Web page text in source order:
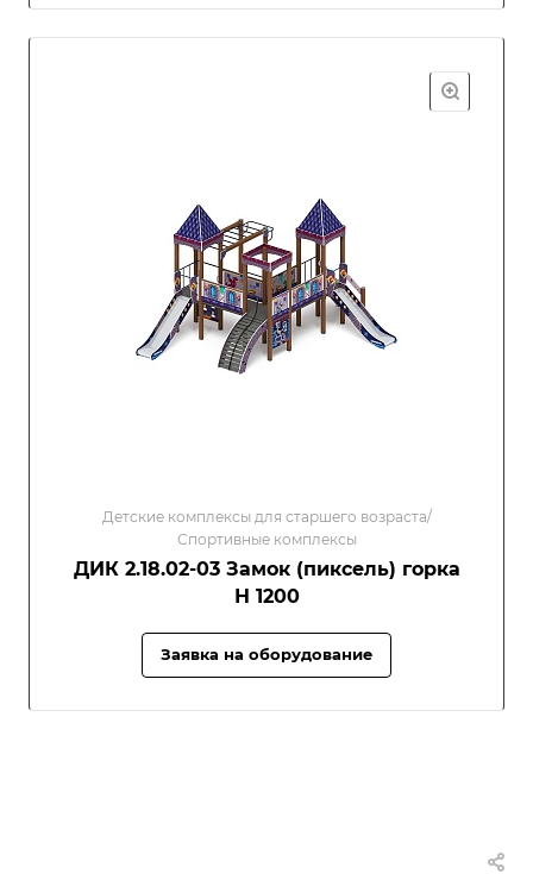
Детские комплексы для старшего возраста/
Спортивные комплексы
ДИК 2.18.02-03 Замок (пиксель) горка
Н 1200
Заявка на оборудование